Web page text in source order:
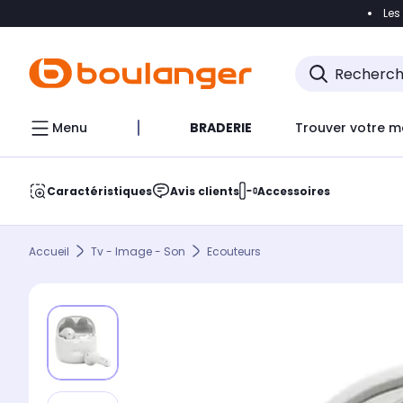
Accéder
Menu BRADERIE Trouver votre
Caractéristiques Avis clients Accessoires
Accueil Tv - Image - Son Ecouteurs